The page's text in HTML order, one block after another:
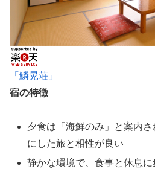
「鱗晃荘」
宿の特徴
夕食は「海鮮のみ」と案内
にした旅と相性が良い
静かな環境で、食事と休息